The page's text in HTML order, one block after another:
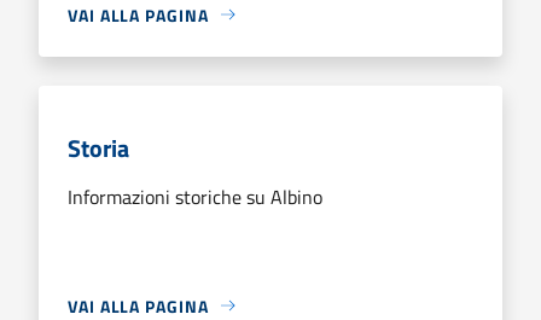
VAI ALLA PAGINA
Storia
Informazioni storiche su Albino
VAI ALLA PAGINA